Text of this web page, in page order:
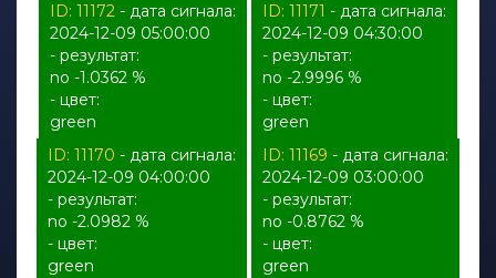
ID: 11172- дата сигнала:
2024-12-09 05:00:00
- результат:
no -1.0362 %
- цвет:
green
ID: 11171 - дата сигнала:
2024-12-09 04:30:00
- результат:
no -2.9996 %
- цвет:
green
ID: 11170 - дата сигнала:
2024-12-09 04:00:00
- результат:
no -2.0982 %
- цвет:
green
ID: 11169 - дата сигнала:
2024-12-09 03:00:00
- результат:
no -0.8762 %
- цвет:
green